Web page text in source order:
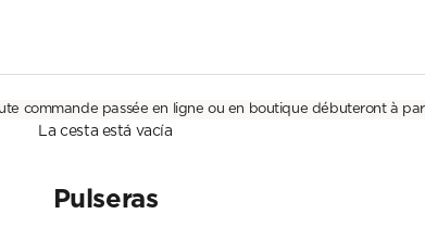
commande passée en ligne ou en boutique débuteront à
La cesta está vacía
Pulseras